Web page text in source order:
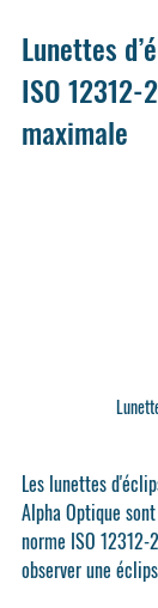
Lunettes
ISO
maximale
Les lunettes
Alpha Optique sont
norme ISO 12312-2
observer une